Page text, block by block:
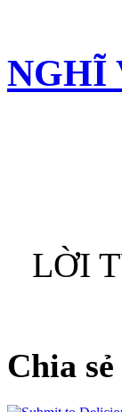
NGHĨ
LỜI
Chia